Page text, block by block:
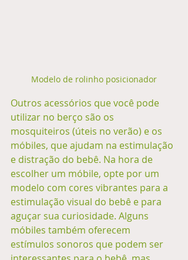
Modelo de rolinho posicionador
Outros acessórios que você pode
utilizar no berço são os
mosquiteiros (úteis no verão) e os
móbiles, que ajudam na estimulação
e distração do bebê. Na hora de
escolher um móbile, opte por um
modelo com cores vibrantes para a
estimulação visual do bebê e para
aguçar sua curiosidade. Alguns
móbiles também oferecem
estímulos sonoros que podem ser